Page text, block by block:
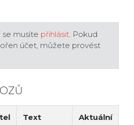
se musíte přihlásit. Pokud
účet, můžete provést